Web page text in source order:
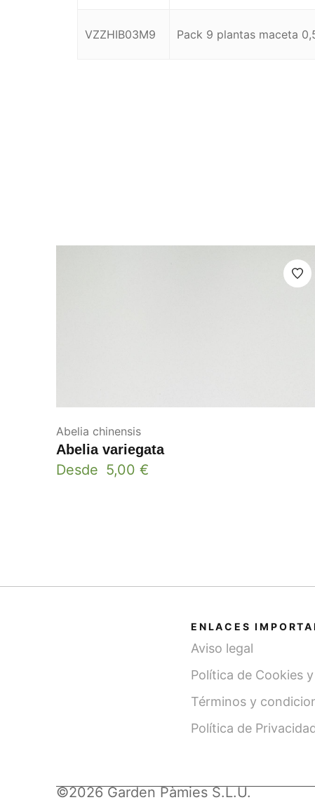
VZZHIB03M9 Pack 9 plantas maceta
Abelia chinensis
Abelia variegata
Desde 5,00 €
ENLACES
Aviso legal
Política de Cookies
Términos y
Política de
©2026 Garden Pàmies S.L.U.